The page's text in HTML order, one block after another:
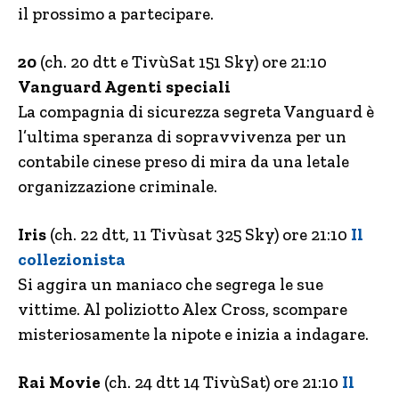
il prossimo a partecipare.
20 (ch. 20 dtt e TivùSat 151 Sky) ore 21:10
Vanguard Agenti speciali
La compagnia di sicurezza segreta Vanguard è
l’ultima speranza di sopravvivenza per un
contabile cinese preso di mira da una letale
organizzazione criminale.
Iris (ch. 22 dtt, 11 Tivùsat 325 Sky) ore 21:10 Il
collezionista
Si aggira un maniaco che segrega le sue
vittime. Al poliziotto Alex Cross, scompare
misteriosamente la nipote e inizia a indagare.
Rai Movie (ch. 24 dtt 14 TivùSat) ore 21:10 Il